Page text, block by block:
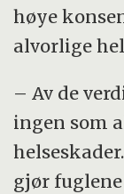
høye
alvorlige
– Av de
ingen som
gjør